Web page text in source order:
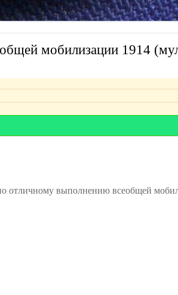
мобилизации 1914
выполнению всеобщей